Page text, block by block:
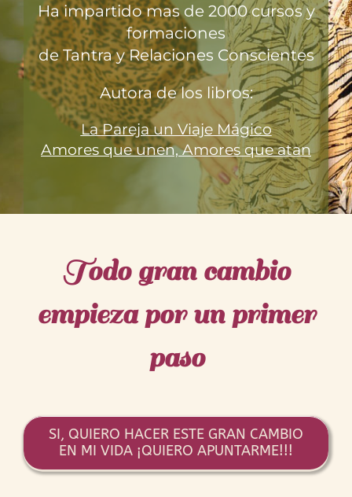
Ha impartido mas de 2000 cursos y
formaciones
de Tantra y Relaciones Conscientes
Autora de los libros:
La Pareja un Viaje Mágico
Amores que unen, Amores que atan
Todo gran cambio
empieza por un primer
paso
SI, QUIERO HACER ESTE GRAN CAMBIO
EN MI VIDA ¡QUIERO APUNTARME!!!